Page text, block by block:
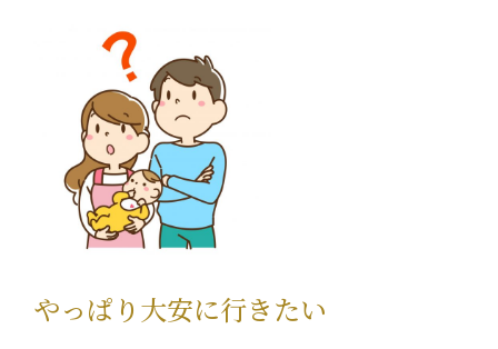
やっぱり大安に行きたい